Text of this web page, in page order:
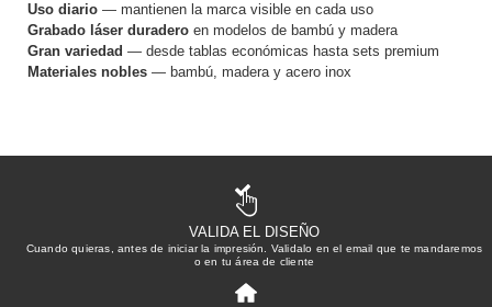
Uso diario — mantienen la marca visible en cada uso
Grabado láser duradero en modelos de bambú y madera
Gran variedad — desde tablas económicas hasta sets premium
Materiales nobles — bambú, madera y acero inox
VALIDA EL DISEÑO
Cuando quieras, antes de iniciar la impresión. Validalo en el email que te mandaremos
o en tu área de cliente